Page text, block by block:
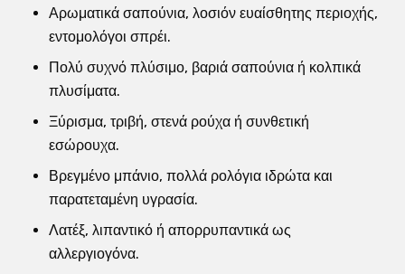
Αρωματικά σαπούνια, λοσιόν ευαίσθητης περιοχής,
εντομολόγοι σπρέι.
Πολύ συχνό πλύσιμο, βαριά σαπούνια ή κολπικά
πλυσίματα.
Ξύρισμα, τριβή, στενά ρούχα ή συνθετική
εσώρουχα.
Βρεγμένο μπάνιο, πολλά ρολόγια ιδρώτα και
παρατεταμένη υγρασία.
Λατέξ, λιπαντικό ή απορρυπαντικά ως
αλλεργιογόνα.